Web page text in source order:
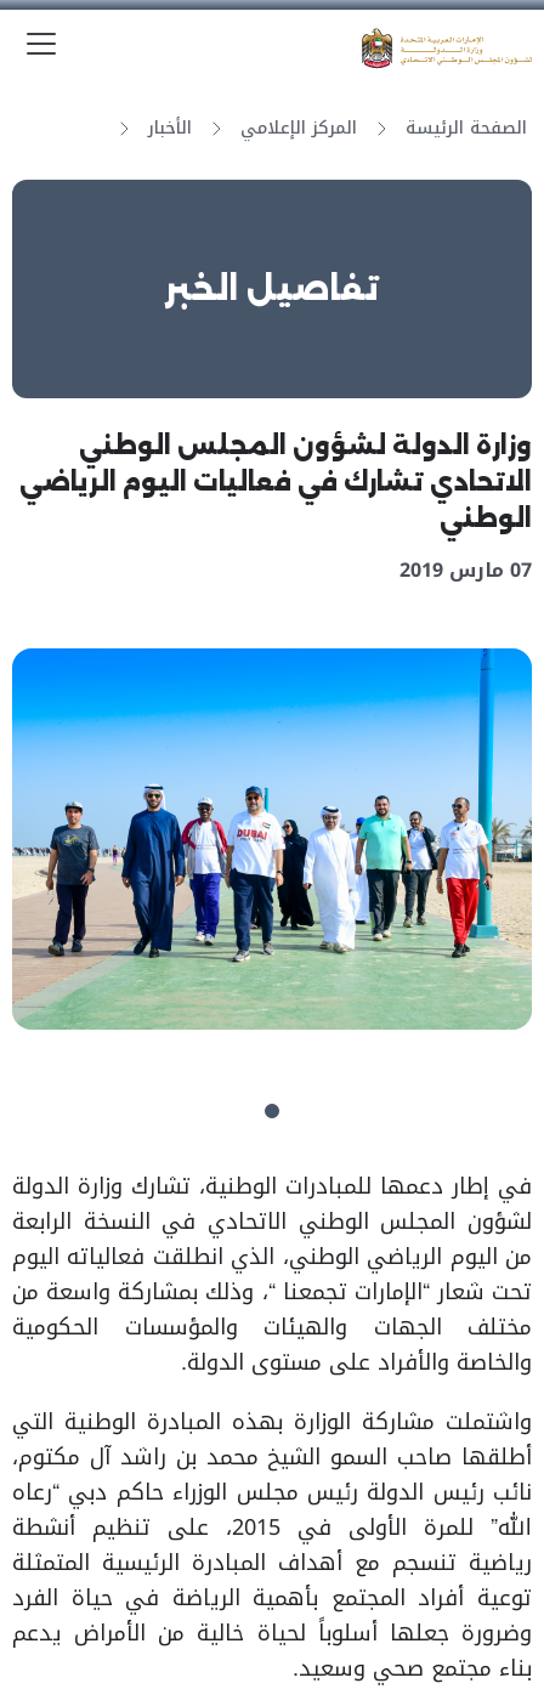
الصفحة الرئيسة المركز الإعلامي الأخبار
تفاصيل الخبر
وزارة الدولة لشؤون المجلس الوطني
الاتحادي تشارك في فعاليات اليوم الرياضي
الوطني
07 مارس 2019
في إطار دعمها للمبادرات الوطنية، تشارك وزارة الدولة
لشؤون المجلس الوطني الاتحادي في النسخة الرابعة
من اليوم الرياضي الوطني، الذي انطلقت فعالياته اليوم
تحت شعار “الإمارات تجمعنا “، وذلك بمشاركة واسعة من
مختلف الجهات والهيئات والمؤسسات الحكومية
والخاصة والأفراد على مستوى الدولة.
واشتملت مشاركة الوزارة بهذه المبادرة الوطنية التي
أطلقها صاحب السمو الشيخ محمد بن راشد آل مكتوم،
نائب رئيس الدولة رئيس مجلس الوزراء حاكم دبي “رعاه
الله” للمرة الأولى في 2015، على تنظيم أنشطة
رياضية تنسجم مع أهداف المبادرة الرئيسية المتمثلة
توعية أفراد المجتمع بأهمية الرياضة في حياة الفرد
وضرورة جعلها أسلوباً لحياة خالية من الأمراض يدعم
بناء مجتمع صحي وسعيد.